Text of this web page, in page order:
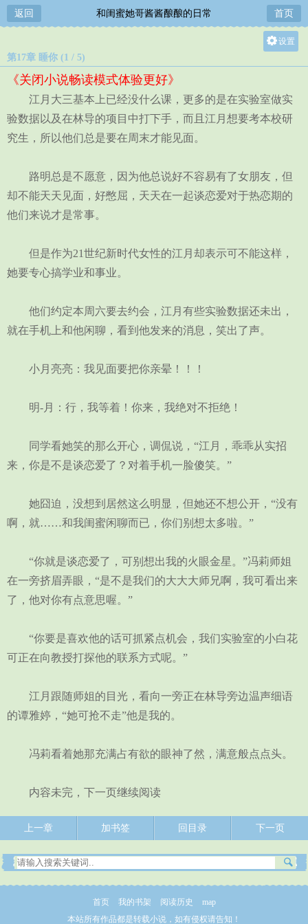
返回 和闺蜜她哥酱酱酿酿的日常 首页
设置
中
小
第17章 睡你 (1 / 5)
《关闭小说畅读模式体验更好》
江月大三基本上已经没什么课，更多的是在实验室做实
验数据以及在林导的项目中打下手，而且江月想要考本校研
究生，所以他们总是要在周末才能见面。
路明总是不愿意，因为他总说好不容易有了女朋友，但
却不能天天见面，好憋屈，天天在一起谈恋爱对于热恋期的
他们来说才是常事。
但是作为21世纪新时代女性的江月却表示可不能这样，
她要专心搞学业和事业。
他们约定本周六要去约会，江月有些实验数据还未出，
就在手机上和他闲聊，看到他发来的消息，笑出了声。
小月亮亮：我见面要把你亲晕！！！
明-月：行，我等着！你来，我绝对不拒绝！
同学看她笑的那么开心，调侃说，“江月，乖乖从实招
来，你是不是谈恋爱了？对着手机一脸傻笑。”
她囧迫，没想到居然这么明显，但她还不想公开，“没有
啊，就……和我闺蜜闲聊而已，你们别想太多啦。”
“你就是谈恋爱了，可别想出我的火眼金星。”冯莉师姐
在一旁挤眉弄眼，“是不是我们的大大大师兄啊，我可看出来
了，他对你有点意思喔。”
“你要是喜欢他的话可抓紧点机会，我们实验室的小白花
可正在向教授打探他的联系方式呢。”
江月跟随师姐的目光，看向一旁正在林导旁边温声细语
的谭雅婷，“她可抢不走”他是我的。
冯莉看着她那充满占有欲的眼神了然，满意般点点头。
内容未完，下一页继续阅读
上一章 加书签 回目录 下一页
首页 我的书架 阅读历史
map
本站所有作品都是转载小说，如有侵权请告知！